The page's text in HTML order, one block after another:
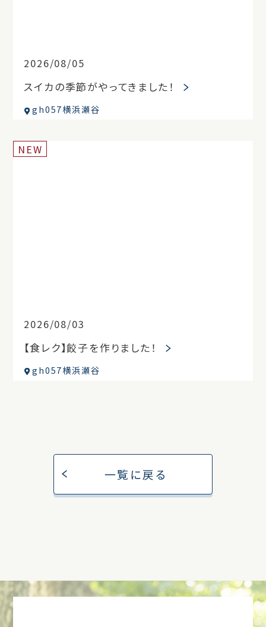
2026/08/05
スイカの季節がやってきました！
gh057横浜瀬谷
2026/08/03
NEW
【食レク】餃子を作りました！
gh057横浜瀬谷
一覧に戻る